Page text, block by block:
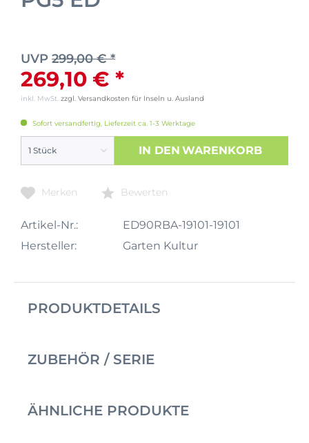
UVP 299,00 € *
269,10 € *
inkl. MwSt. zzgl. Versandkosten für Inseln u. Ausland
Sofort versandfertig, Lieferzeit ca. 1-3 Werktage
IN DEN WARENKORB
Merken Bewerten
Artikel-Nr.:
ED90RBA-19101-19101
Hersteller:
Garten Kultur
PRODUKTDETAILS
ZUBEHÖR / SERIE
ÄHNLICHE PRODUKTE